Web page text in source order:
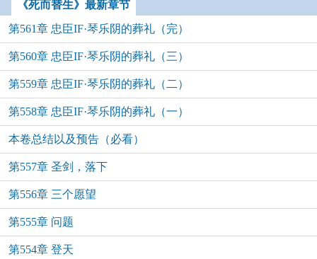
《死而替生》最新章节
第561章 忠臣IF·琴乐阴的葬礼（完）
第560章 忠臣IF·琴乐阴的葬礼（三）
第559章 忠臣IF·琴乐阴的葬礼（二）
第558章 忠臣IF·琴乐阴的葬礼（一）
本卷总结以及预告（必看）
第557章 圣剑，落下
第556章 三个愿望
第555章 问题
第554章 登天